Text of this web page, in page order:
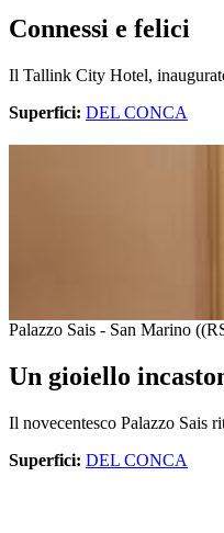
Connessi e felici
Il Tallink City Hotel,
Superfici: DEL CONCA
Palazzo Sais - San Marino
Un gioiello
Il novecentesco Palazzo Sais
Superfici: DEL CONCA